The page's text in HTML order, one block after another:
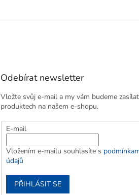
Odebírat newsletter
Vložte svůj e-mail a my vám budeme
produktech na našem e-shopu.
E-mail
Vložením e-mailu souhlasíte s
údajů
PŘIHLÁSIT SE